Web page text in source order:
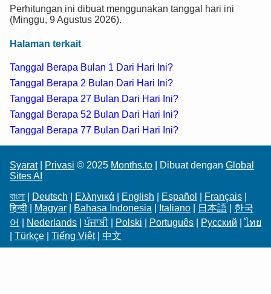
Perhitungan ini dibuat menggunakan tanggal hari ini
(Minggu, 9 Agustus 2026).
Halaman terkait
Tanggal Berapa Bulan 1 Dari Hari Ini?
Tanggal Berapa 2 Bulan Dari Hari Ini?
Tanggal Berapa 27 Bulan Dari Hari Ini?
Tanggal Berapa 52 Bulan Dari Hari Ini?
Tanggal Berapa 77 Bulan Dari Hari Ini?
Syarat| Privasi © 2025 Months.to | Dibuat dengan Global
Sites AI
বাংলা
Deutsch Ελληνικά English Español Français
हिन्दी
Magyar Bahasa Indonesia Italiano 日本語
한국
어
Nederlands |ਪੰਜਾਬੀ| Polski Português Русский |ไทย
Türkçe Tiếng Việt| 中文